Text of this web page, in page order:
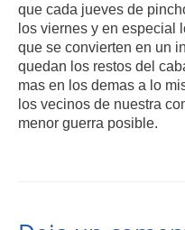
que cada jueves de
los viernes y en especial
que se convierten en un
quedan los restos del
mas en los demas a lo
los vecinos de nuestra
menor guerra posible.